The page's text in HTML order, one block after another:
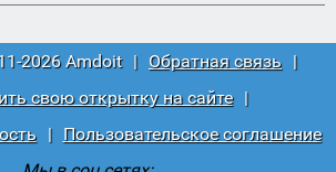
2026 Amdoit | Обратная связь |
свою открытку на сайте
|
|
Пользовательское соглашение